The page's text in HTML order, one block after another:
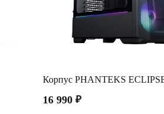
Корпус PHANTEKS
16 990 ₽